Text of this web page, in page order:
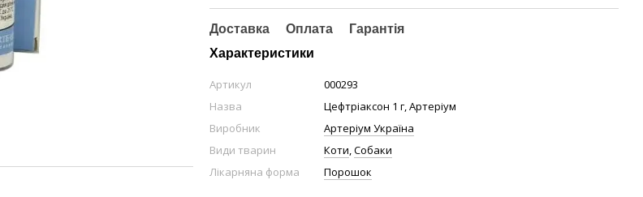
Доставка Оплата
Гарантія
Характеристики
Артикул
000293
Назва
Цефтріаксон 1 г, Артеріум
Виробник
Артеріум Україна
Види тварин
Коти,Собаки
Лікарняна форма
Порошок